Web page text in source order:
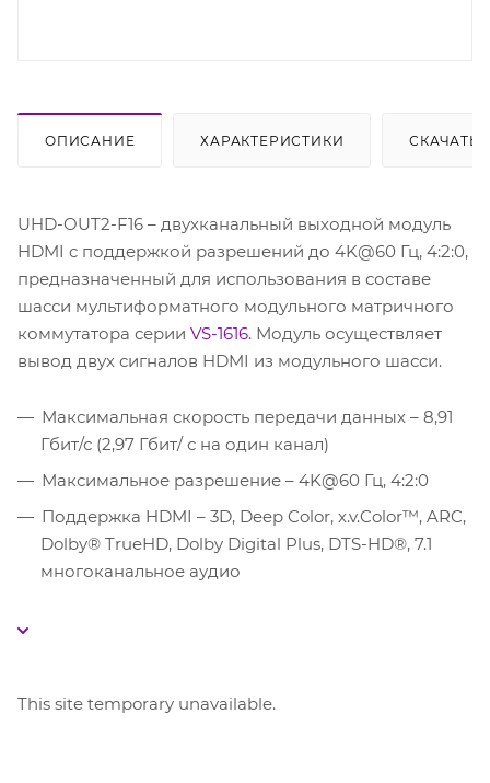
ОПИСАНИЕ ХАРАКТЕРИСТИКИ СКАЧАТЬ
UHD-OUT2-F16 – двухканальный выходной модуль
HDMI c поддержкой разрешений до 4K@60 Гц, 4:2:0,
предназначенный для использования в составе
шасси мультиформатного модульного матричного
коммутатора серии VS-1616. Модуль осуществляет
вывод двух сигналов HDMI из модульного шасси.
Максимальная скорость передачи данных – 8,91
Гбит/с (2,97 Гбит/ с на один канал)
Максимальное разрешение – 4K@60 Гц, 4:2:0
Поддержка HDMI – 3D, Deep Color, x.v.Color™, ARC,
Dolby® TrueHD, Dolby Digital Plus, DTS-HD®, 7.1
многоканальное аудио
This site temporary unavailable.